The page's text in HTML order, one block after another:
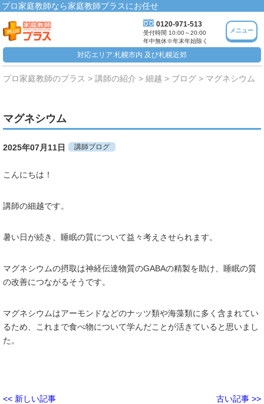
プロ家庭教師なら家庭教師プラスにお任せ
0120-971-513
受付時間 10:00～20:00
年中無休※年末年始除く
メニュー
対応エリア:札幌市内 及び札幌近郊
プロ家庭教師のプラス 講師の紹介 細越 ブログ マグネシウム
マグネシウム
2025年07月11日 講師ブログ
こんにちは！
講師の細越です。
暑い日が続き、睡眠の質について益々考えさせられます。
マグネシウムの摂取は神経伝達物質のGABAの精製を助け、睡眠の質
の改善につながるそうです。
マグネシウムはアーモンドなどのナッツ類や海藻類に多く含まれてい
るため、これまで食べ物について学んだことが活きていると思いまし
た。
古い記事 >>
<< 新しい記事